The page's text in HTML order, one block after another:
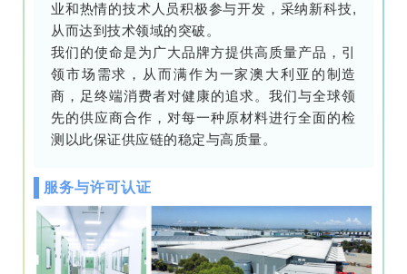
业和热情的技术人员积极参与开发，采纳新科技,
从而达到技术领域的突破。
我们的使命是为广大品牌方提供高质量产品，引
领市场需求，从而满作为一家澳大利亚的制造
商，足终端消费者对健康的追求。我们与全球领
先的供应商合作，对每一种原材料进行全面的检
测以此保证供应链的稳定与高质量。
服务与许可认证